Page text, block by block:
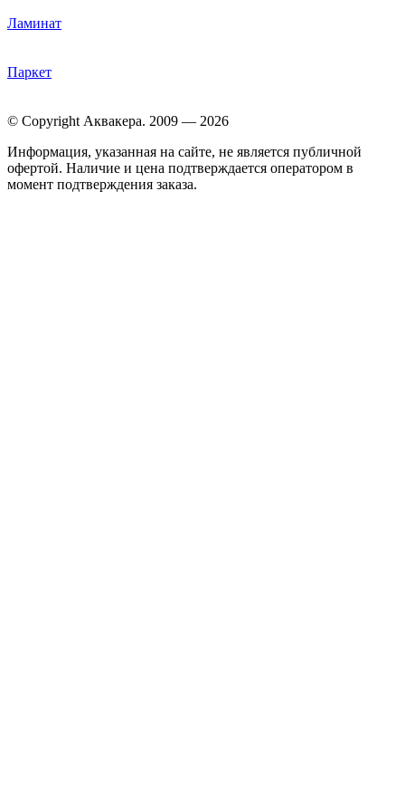
Ламинат
Паркет
© Copyright Аквакера. 2009 — 2026
Информация, указанная на сайте, не является публичной
офертой. Наличие и цена подтверждается оператором в
момент подтверждения заказа.